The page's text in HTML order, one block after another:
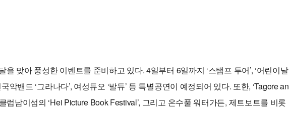
맞아 풍성한 이벤트를 준비하고 있다. 4일부터 6일까지 ‘스탬프 투어’, ‘어린이날
밴드 ‘그라나다’, 여성듀오 ‘발듀’ 등 특별공연이 예정되어 있다. 또한, ‘Tagore an
남이섬의 ‘Hei Picture Book Festival’, 그리고 온수풀 워터가든, 제트보트를 비롯